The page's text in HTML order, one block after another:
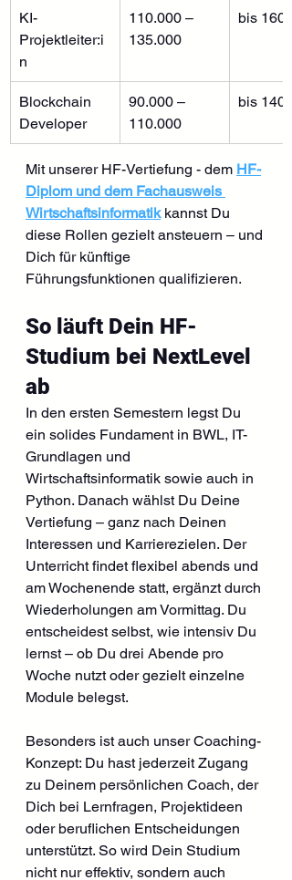
KI-
Projektleiter:i
n
110.000 –
135.000
bis
Blockchain
Developer
90.000 –
110.000
bis
Mit unserer HF-Vertiefung - dem HF-
Diplom und dem Fachausweis
Wirtschaftsinformatik kannst Du
diese Rollen gezielt ansteuern – und
Dich für künftige
Führungsfunktionen qualifizieren.
So läuft Dein HF-
Studium bei NextLevel
ab
In den ersten Semestern legst Du
ein solides Fundament in BWL, IT-
Grundlagen und
Wirtschaftsinformatik sowie auch in
Python. Danach wählst Du Deine
Vertiefung – ganz nach Deinen
Interessen und Karrierezielen. Der
Unterricht findet flexibel abends und
am Wochenende statt, ergänzt durch
Wiederholungen am Vormittag. Du
entscheidest selbst, wie intensiv Du
lernst – ob Du drei Abende pro
Woche nutzt oder gezielt einzelne
Module belegst.
Besonders ist auch unser Coaching-
Konzept: Du hast jederzeit Zugang
zu Deinem persönlichen Coach, der
Dich bei Lernfragen, Projektideen
oder beruflichen Entscheidungen
unterstützt. So wird Dein Studium
nicht nur effektiv, sondern auch